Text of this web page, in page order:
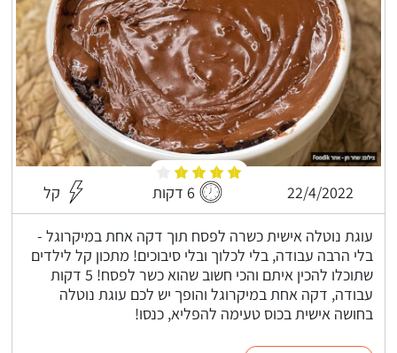
22/4/2022 6 דקות קל
עוגת נוטלה אישית כשרה לפסח תוך דקה אחת במיקרוגל -
בלי הרבה עבודה, בלי לכלוך ובלי סיבוכים! מתכון קל לילדים
שתוכלו להכין איתם והכי חשוב שהוא כשר לפסח! 5 דקות
עבודה, דקה אחת במיקרוגל והופך יש לכם עוגת נוטלה
בחושה אישית בכוס טעימה להפליא, כנסו!